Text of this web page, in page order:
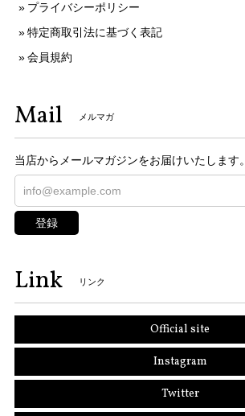
プライバシーポリシー
特定商取引法に基づく表記
会員規約
Mail メルマガ
当店からメールマガジンをお届けいたします。
登録
Link リンク
Official site
Instagram
Twitter